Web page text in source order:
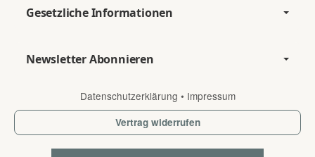
Gesetzliche Informationen
Newsletter Abonnieren
Datenschutzerklärung • Impressum
Vertrag widerrufen